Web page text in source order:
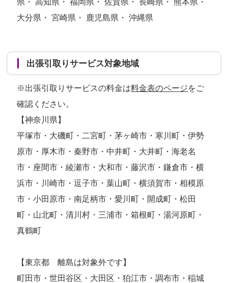
大分県・ 宮崎県・ 鹿児島県・ 沖縄県
出張引取りサービス対象地域
※出張引取りサービスの料金は料金表のページをご
確認ください。
【神奈川県】
平塚市・大磯町・二宮町・茅ヶ崎市・寒川町・伊勢
原市・厚木市・秦野市・中井町・大井町・海老名
市・座間市・綾瀬市・大和市・藤沢市・鎌倉市・横
浜市・川崎市・逗子市・葉山町・横須賀市・相模原
市・小田原市・南足柄市・愛川町・開成町・松田
町・山北町・清川村・三浦市・箱根町・湯河原町・
真鶴町
【東京都 離島は対象外です】
町田市・世田谷区・大田区・狛江市・調布市・稲城